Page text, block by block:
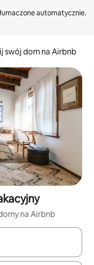
swój dom na Airbnb
na Airbnb
poruszać się po nich za